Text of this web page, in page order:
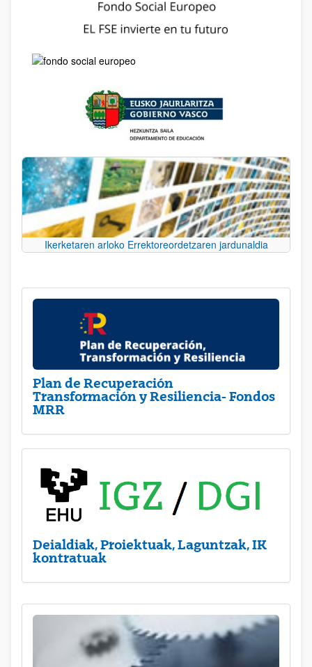
Ikerketaren arloko Errektoreordetzaren jardunaldia
Plan de Recuperación
Transformación y Resiliencia- Fondos
MRR
Deialdiak, Proiektuak, Laguntzak, IK
kontratuak